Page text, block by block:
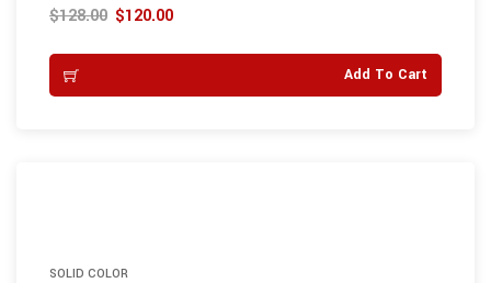
4.00
sur 5
$128.00 $120.00
Add To Cart
SOLID COLOR